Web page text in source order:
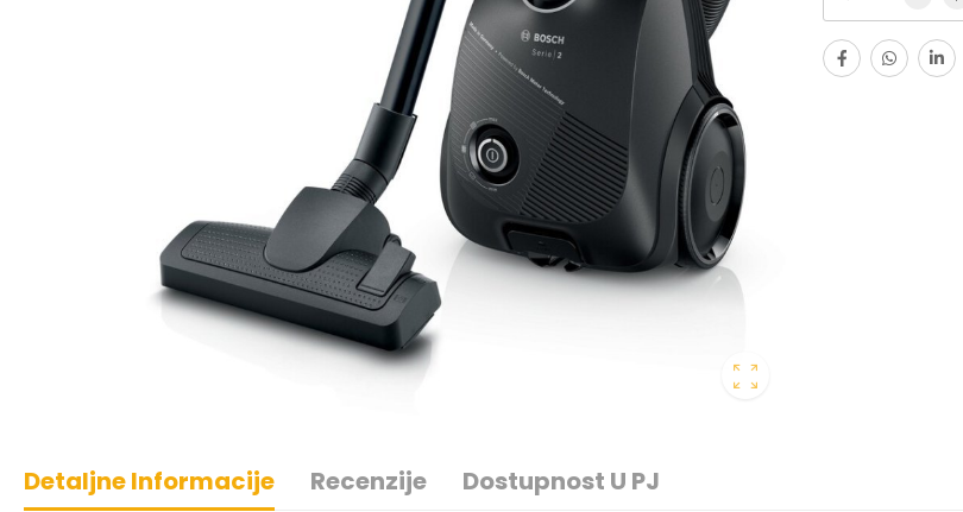
Detaljne Informacije Recenzije Dostupnost U PJ